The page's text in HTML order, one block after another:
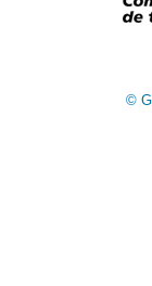
©